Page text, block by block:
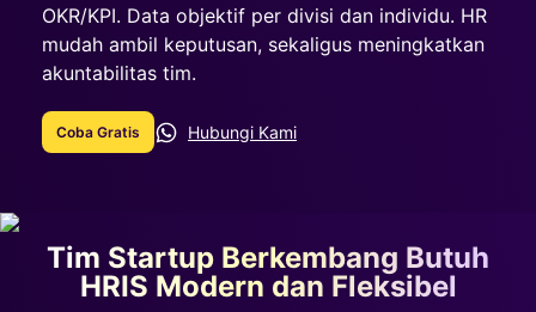
OKR/KPI. Data objektif per divisi dan individu. HR
mudah ambil keputusan, sekaligus meningkatkan
akuntabilitas tim.
Coba Gratis Hubungi Kami
Tim Startup Berkembang Butuh
HRIS Modern dan Fleksibel